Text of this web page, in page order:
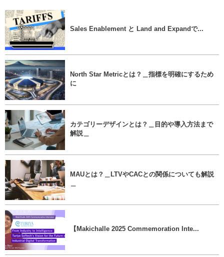
Sales Enablement と Land and Expandで...
North Star Metricとは？＿指標を明確にするため
に
カテゴリーデザインとは？＿目的や導入方法まで
解説＿
MAUとは？＿LTVやCACとの関係についても解説
【Makichalle 2025 Commemoration Inte...